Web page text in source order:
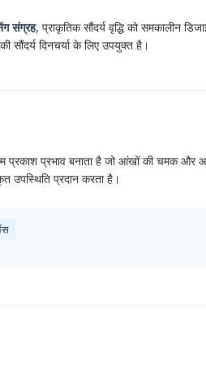
संग्रह, प्राकृतिक सौंदर्य वृद्धि को समकालीन
सौंदर्य दिनचर्या के लिए उपयुक्त है।
प्रकाश प्रभाव बनाता है जो आंखों की चमक और
उपस्थिति प्रदान करता है।